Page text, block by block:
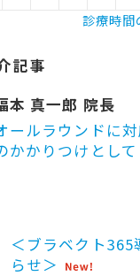
診療時間
記事
本 真一郎 院長
ールラウンドに
かかりつけとして
＜ブラベクト365
らせ＞